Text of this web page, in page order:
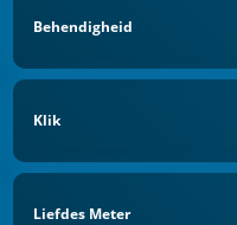
Behendigheid
Klik
Liefdes Meter